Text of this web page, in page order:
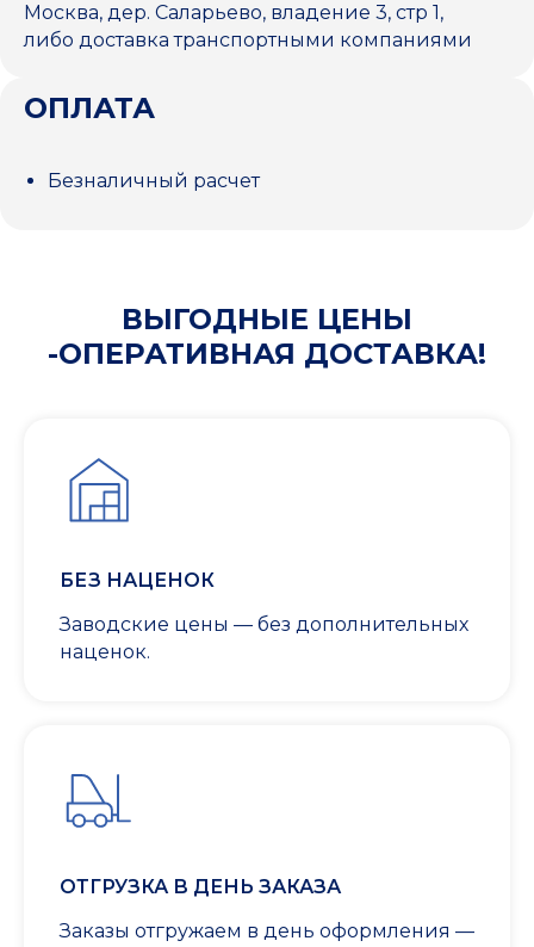
Москва, дер. Саларьево, владение 3, стр 1,
либо доставка транспортными компаниями
ОПЛАТА
Безналичный расчет
ВЫГОДНЫЕ ЦЕНЫ
-ОПЕРАТИВНАЯ ДОСТАВКА!
БЕЗ НАЦЕНОК
Заводские цены — без дополнительных
наценок.
ОТГРУЗКА В ДЕНЬ ЗАКАЗА
Заказы отгружаем в день оформления —